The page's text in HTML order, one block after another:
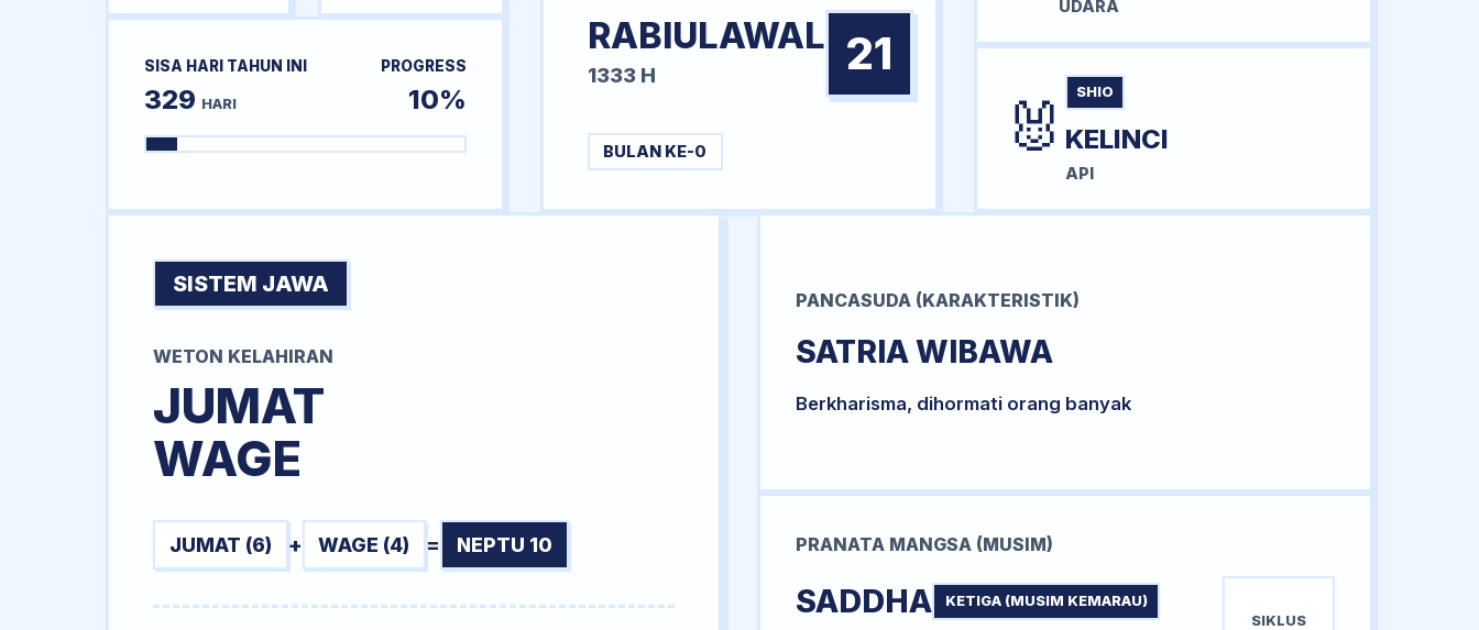
SISA HARI TAHUN INI
329 HARI
PROGRESS
10%
RABIULAWAL
1333 H 21
BULAN KE-0
UDARA
🐰 SHIO
KELINCI
API
SISTEM JAWA
WETON KELAHIRAN
JUMAT
WAGE
JUMAT (6) + WAGE (4) = NEPTU 10
PANCASUDA (KARAKTERISTIK)
SATRIA WIBAWA
Berkharisma, dihormati orang banyak
PRANATA MANGSA (MUSIM)
SADDHA KETIGA (MUSIM KEMARAU)
SIKLUS